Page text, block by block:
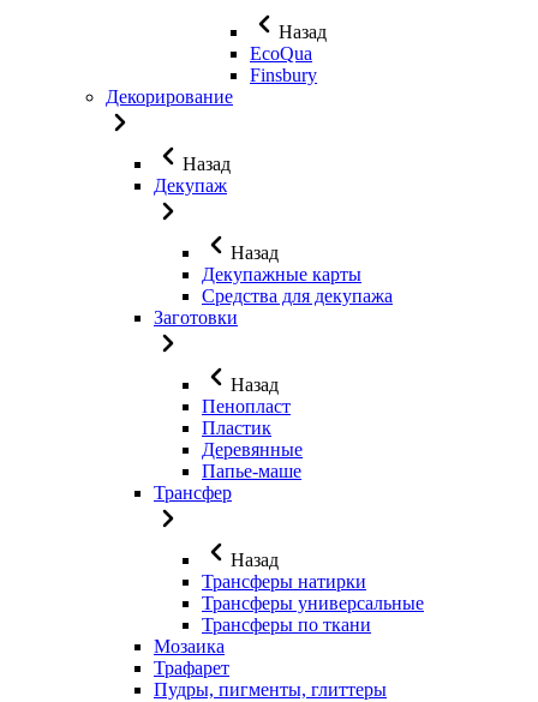
Назад
EcoQua
Finsbury
Декорирование
Назад
Декупаж
Назад
Декупажные карты
Средства для декупажа
Заготовки
Назад
Пенопласт
Пластик
Деревянные
Папье-маше
Трансфер
Назад
Трансферы натирки
Трансферы универсальные
Трансферы по ткани
Мозаика
Трафарет
Пудры, пигменты, глиттеры